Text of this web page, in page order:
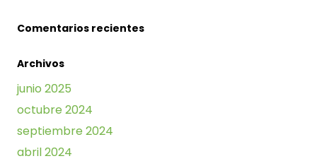
Comentarios recientes
Archivos
junio 2025
octubre 2024
septiembre 2024
abril 2024